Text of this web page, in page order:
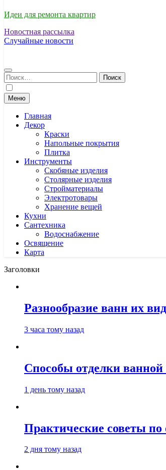
Идеи для ремонта квартир
Новостная рассылка
Случайные новости
Найти:
Меню
Главная
Декор
Краски
Напольные покрытия
Плитка
Инструменты
Скобяные изделия
Столярные изделия
Стройматериалы
Электротовары
Хранение вещей
Кухни
Сантехника
Водоснабжение
Освящение
Карта
Заголовки
Разнообразие ванн их
3 часа тому назад
Способы отделки
1 день тому назад
Практические советы по
2 дня тому назад